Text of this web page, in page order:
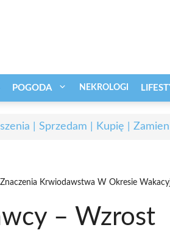
POGODA NEKROLOGI
| Sprzedam | Kupię |
Krwiodawstwa W Okresie
– Wzrost